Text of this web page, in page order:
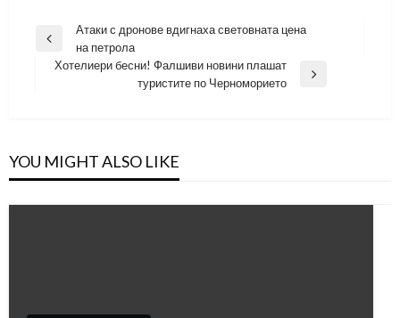
Навигация
Previous
Post
Атаки с дронове вдигнаха световната цена
на петрола
Хотелиери бесни! Фалшиви новини плашат
туристите по Черноморието
YOU MIGHT ALSO LIKE